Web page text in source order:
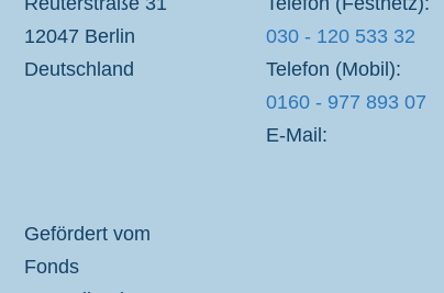
12047 Berlin
Deutschland
030 - 120 533 32
Telefon (Mobil):
0160 - 977 893 07
E-Mail:
Gefördert vom
Fonds